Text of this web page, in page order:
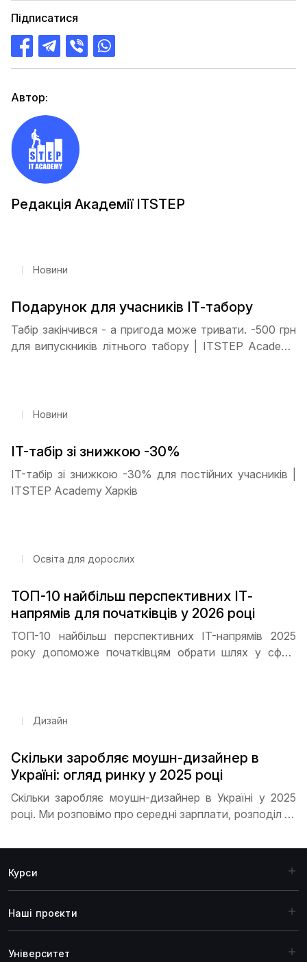
Підписатися
Автор:
Редакція Академії ITSTEP
Новини
Подарунок для учасників ІТ-табору
Табір закінчився - а пригода може тривати. -500 грн
для випускників літнього табору | ITSTEP Academy
Новини
IT-табір зі знижкою -30%
IT-табір зі знижкою -30% для постійних учасників |
ITSTEP Academy Харків
Освіта для дорослих
ТОП-10 найбільш перспективних ІТ-
напрямів для початківців у 2026 році
ТОП-10 найбільш перспективних IT-напрямів 2025
року допоможе початківцям обрати шлях у сфері
кар’єру з нуля
Дизайн
Скільки заробляє моушн-дизайнер в
Україні: огляд ринку у 2025 році
Скільки заробляє моушн-дизайнер в Україні у 2025
році. Ми розповімо про середні зарплати, розподіл за
роботи, а також поради, як швидко прокачати
Курси
Наші проєкти
Університет